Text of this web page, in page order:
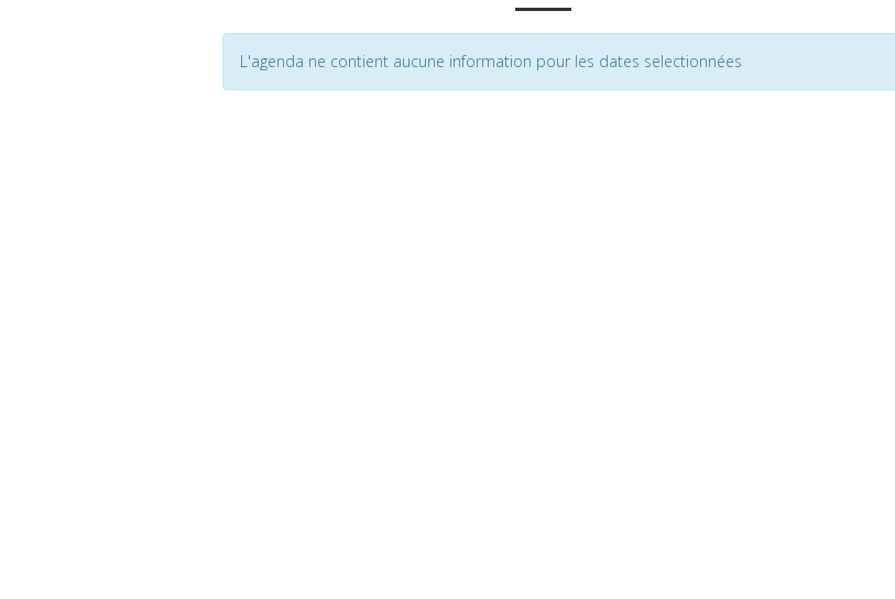
L'agenda ne contient aucune information pour les dates selectionnées